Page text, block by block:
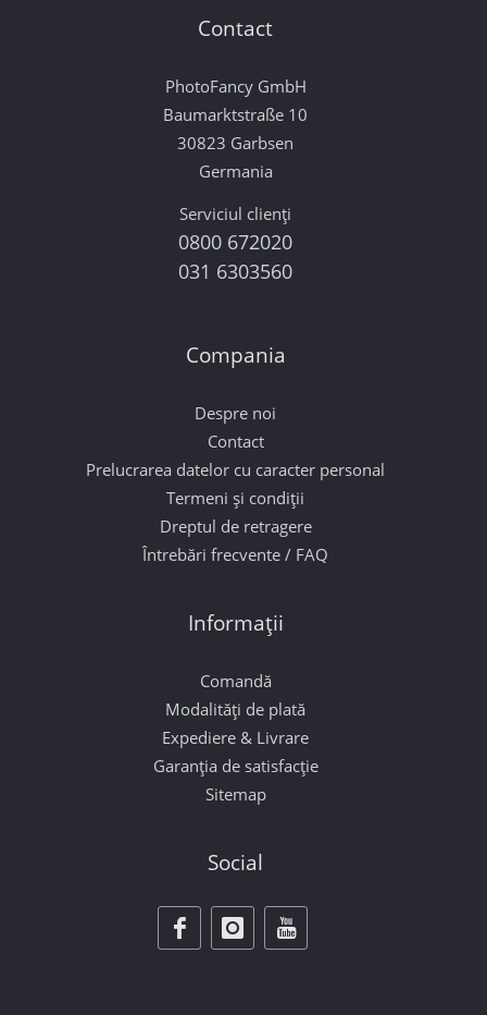
Contact
PhotoFancy GmbH
Baumarktstraße 10
30823 Garbsen
Germania
Serviciul clienți
0800 672020
031 6303560
Compania
Despre noi
Contact
Prelucrarea datelor cu caracter personal
Termeni și condiții
Dreptul de retragere
Întrebări frecvente / FAQ
Informații
Comandă
Modalități de plată
Expediere & Livrare
Garanția de satisfacție
Sitemap
Social